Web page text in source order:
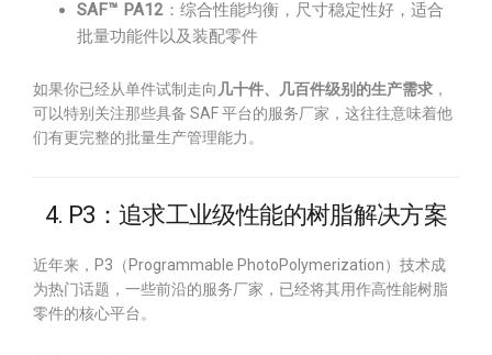
SAF™ PA12 ：综合性能均衡，尺寸稳定性好，适合
批量功能件以及装配零件
如果你已经从单件试制走向 几十件、几百件级别的生产需求 ，
可以特别关注那些具备 SAF 平台的服务厂家，这往往意味着他
们有更完整的批量生产管理能力。
4. P3：追求工业级性能的树脂解决方案
近年来，P3（Programmable PhotoPolymerization）技术成
为热门话题，一些前沿的服务厂家，已经将其用作高性能树脂
零件的核心平台。